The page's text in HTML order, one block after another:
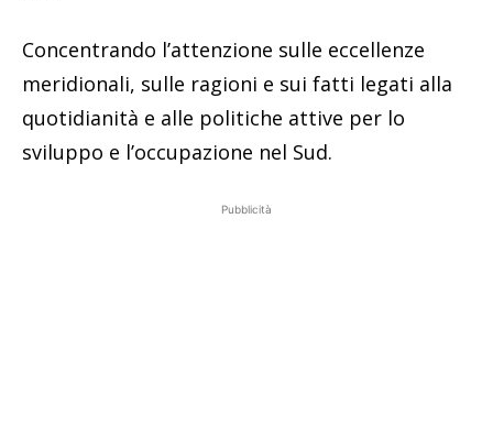
Concentrando l’attenzione sulle eccellenze
meridionali, sulle ragioni e sui fatti legati alla
quotidianità e alle politiche attive per lo
sviluppo e l’occupazione nel Sud.
Pubblicità